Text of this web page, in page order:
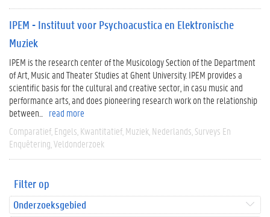
IPEM - Instituut voor Psychoacustica en Elektronische
Muziek
IPEM is the research center of the Musicology Section of the Department
of Art, Music and Theater Studies at Ghent University. IPEM provides a
scientific basis for the cultural and creative sector, in casu music and
performance arts, and does pioneering research work on the relationship
between...
read more
Comparatief Engels Kwantitatief Muziek Nederlands Surveys En
Enquêtering Veldonderzoek
Filter op
Onderzoeksgebied